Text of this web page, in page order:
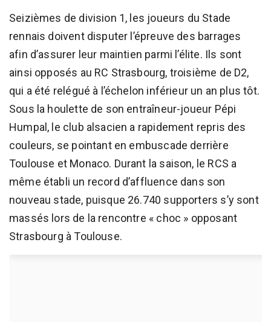
Seizièmes de division 1, les joueurs du Stade
rennais doivent disputer l’épreuve des barrages
afin d’assurer leur maintien parmi l’élite. Ils sont
ainsi opposés au RC Strasbourg, troisième de D2,
qui a été relégué à l’échelon inférieur un an plus tôt.
Sous la houlette de son entraîneur-joueur Pépi
Humpal, le club alsacien a rapidement repris des
couleurs, se pointant en embuscade derrière
Toulouse et Monaco. Durant la saison, le RCS a
même établi un record d’affluence dans son
nouveau stade, puisque 26.740 supporters s’y sont
massés lors de la rencontre « choc » opposant
Strasbourg à Toulouse.